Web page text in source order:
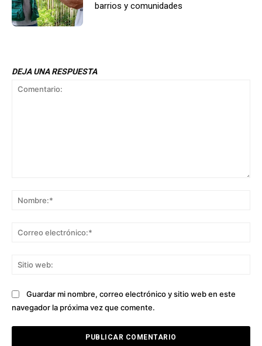
barrios y comunidades
DEJA UNA RESPUESTA
Guardar mi nombre, correo electrónico y sitio web en este
navegador la próxima vez que comente.